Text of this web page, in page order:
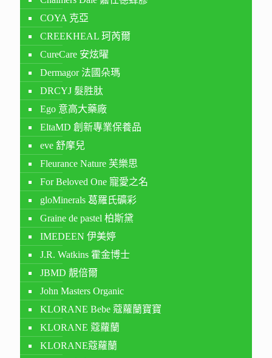
COYA 克亞
CREEKHEAL 珂芮爾
CureCare 安炫曜
Dermagor 法國朵瑪
DRCYJ 髮胜肽
Ego 意高大藥廠
EltaMD 創新專業保養品
eve 舒摩兒
Fleurance Nature 芙樂思
For Beloved One 寵愛之名
gloMinerals 葛羅氏礦彩
Graine de pastel 柏斯黛
IMEDEEN 伊美婷
J.R. Watkins 霍金博士
JBMD 靚倍爾
John Masters Organic
KLORANE Bebe 蔻蘿蘭寶寶
KLORANE 蔻蘿蘭
KLORANE蔻蘿蘭